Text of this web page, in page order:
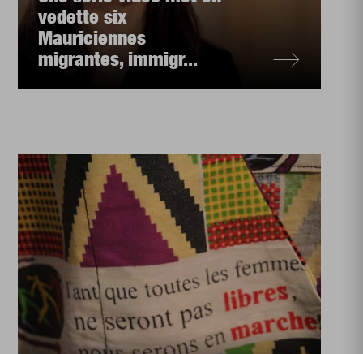
vedette six
Mauriciennes
migrantes, immigr...